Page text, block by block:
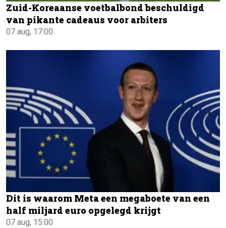
Zuid-Koreaanse voetbalbond beschuldigd
van pikante cadeaus voor arbiters
07 aug, 17:00
Dit is waarom Meta een megaboete van een
half miljard euro opgelegd krijgt
07 aug, 15:00